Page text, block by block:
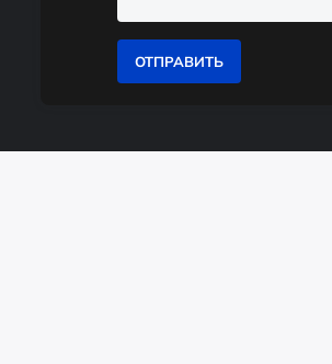
ОТПРАВИТЬ